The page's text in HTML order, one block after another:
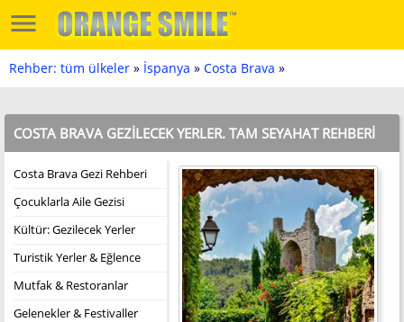
Rehber: tüm ülkeler » İspanya » Costa Brava »
COSTA BRAVA GEZILECEK YERLER. TAM SEYAHAT REHBERI
Costa Brava Gezi Rehberi
Çocuklarla Aile Gezisi
Kültür: Gezilecek Yerler
Turistik Yerler & Eğlence
Mutfak & Restoranlar
Gelenekler & Festivaller